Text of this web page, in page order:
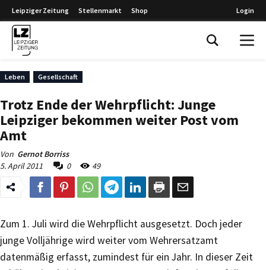
Leipziger Zeitung Stellenmarkt Shop Login
Leben Gesellschaft
Trotz Ende der Wehrpflicht: Junge
Leipziger bekommen weiter Post vom
Amt
Von Gernot Borriss
5. April 2011
0 49
Zum 1. Juli wird die Wehrpflicht ausgesetzt. Doch jeder
junge Volljährige wird weiter vom Wehrersatzamt
datenmäßig erfasst, zumindest für ein Jahr. In dieser Zeit